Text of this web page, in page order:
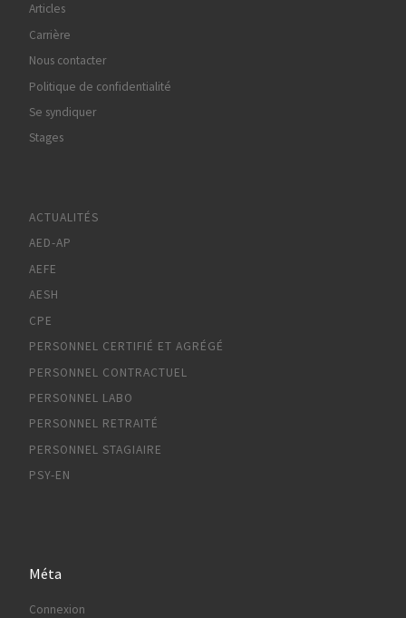
Articles
Carrière
Nous contacter
Politique de confidentialité
Se syndiquer
Stages
ACTUALITÉS
AED-AP
AEFE
AESH
CPE
PERSONNEL CERTIFIÉ ET AGRÉGÉ
PERSONNEL CONTRACTUEL
PERSONNEL LABO
PERSONNEL RETRAITÉ
PERSONNEL STAGIAIRE
PSY-EN
Méta
Connexion